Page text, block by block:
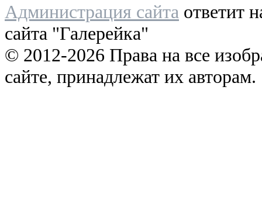
Администрация сайта ответит
сайта "Галерейка"
© 2012-2026 Права на все
сайте, принадлежат их авторам.